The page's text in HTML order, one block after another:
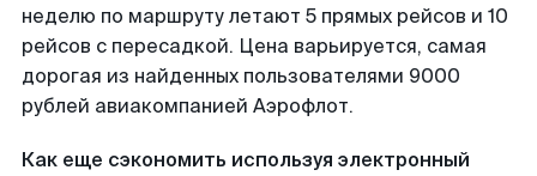
неделю по маршруту летают 5 прямых рейсов и 10
рейсов с пересадкой. Цена варьируется, самая
дорогая из найденных пользователями 9000
рублей авиакомпанией Аэрофлот.
Как еще сэкономить используя электронный